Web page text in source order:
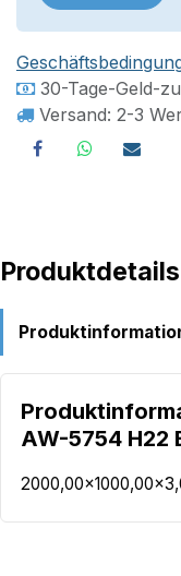
30-Tage-Geld-
Versand: 2-3
Produktdetails
AW-5754 H22